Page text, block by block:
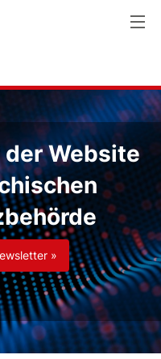
Website
»